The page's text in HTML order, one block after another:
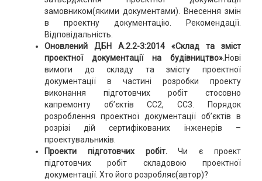
замовником(якими документами). Внесення змін
в проектну документацію. Рекомендації.
Відповідальність.
Оновлений ДБН А.2.2-3:2014 «Склад та зміст
проектної документації на будівництво».Нові
вимоги до складу та змісту проектної
документації в частині розробки проекту
виконання підготовчих робіт стосовно
капремонту об’єктів СС2, СС3. Порядок
розроблення проектної документації об’єктів в
розрізі дій сертифікованих інженерів –
проектувальників.
Проекти підготовчих робіт.Чи є проект
підготовчих робіт складовою проектної
документації. Хто його розробляє(автор)?